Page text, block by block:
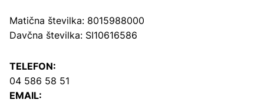
Matična številka: 8015988000
Davčna številka: SI10616586
TELEFON:
04 586 58 51
EMAIL: